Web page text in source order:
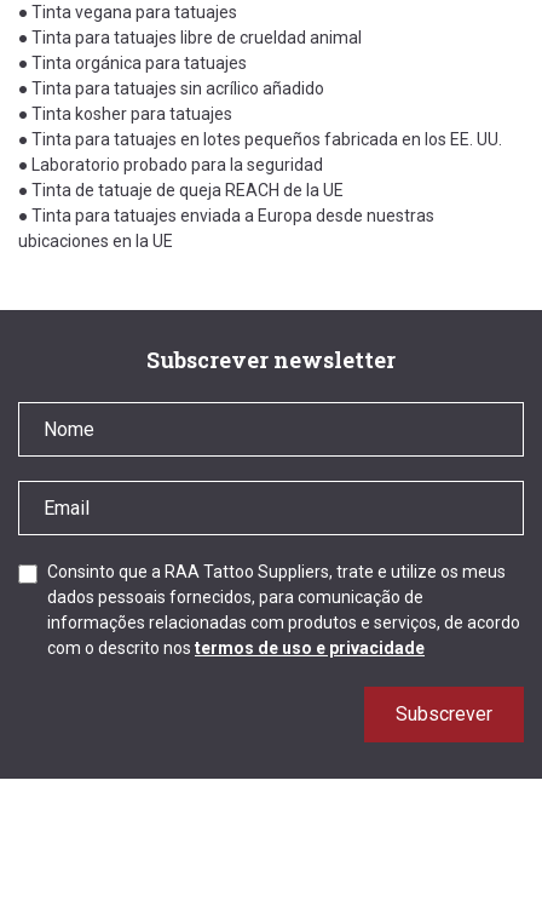
● Tinta vegana para tatuajes
● Tinta para tatuajes libre de crueldad animal
● Tinta orgánica para tatuajes
● Tinta para tatuajes sin acrílico añadido
● Tinta kosher para tatuajes
● Tinta para tatuajes en lotes pequeños fabricada en los EE. UU.
● Laboratorio probado para la seguridad
● Tinta de tatuaje de queja REACH de la UE
● Tinta para tatuajes enviada a Europa desde nuestras
ubicaciones en la UE
Subscrever newsletter
Consinto que a RAA Tattoo Suppliers, trate e utilize os meus
dados pessoais fornecidos, para comunicação de
informações relacionadas com produtos e serviços, de acordo
com o descrito nos termos de uso e privacidade
Subscrever